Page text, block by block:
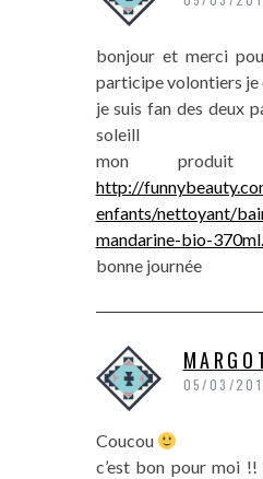
bonjour et merci
participe volontiers je
je suis fan des deux
soleill
mon
http://
enfants/nettoyant/
mandarine-bio-
bonne journée
05/03/
Coucou
c’est bon pour moi